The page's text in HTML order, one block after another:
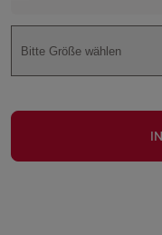
Bitte Größe wählen